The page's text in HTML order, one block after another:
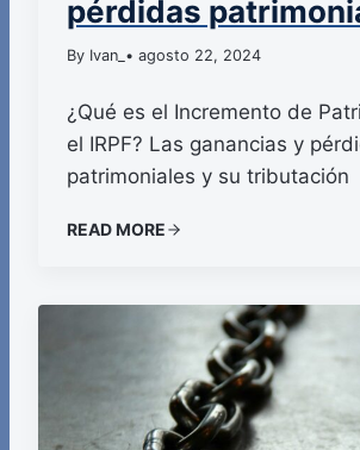
pérdidas
By Ivan_ • agosto 22, 2024
¿Qué es el Incremento de
el IRPF? Las ganancias y
patrimoniales y su tributación
READ MORE